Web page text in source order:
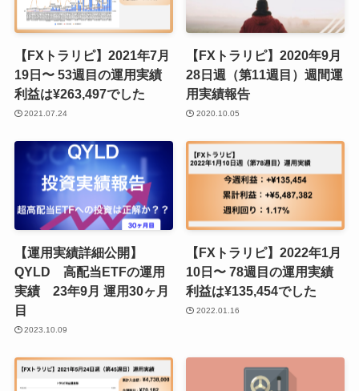
【FXトラリピ】2021年7月
19日〜 53週目の運用実績
利益は¥263,497でした
2021.07.24
【FXトラリピ】2020年9月
28日週（第11週目）週間運
用実績報告
2020.10.05
【運用実績詳細公開】
QYLD 高配当ETFの運用
実績 23年9月 運用30ヶ月
目
2023.10.09
【FXトラリピ】2022年1月
10日〜 78週目の運用実績
利益は¥135,454でした
2022.01.16